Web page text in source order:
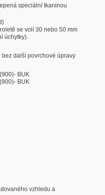
speciální tkaninou
se volí 30 nebo 50 mm
úchytky).
další povrchové úpravy
BUK
BUK
vzhledu a